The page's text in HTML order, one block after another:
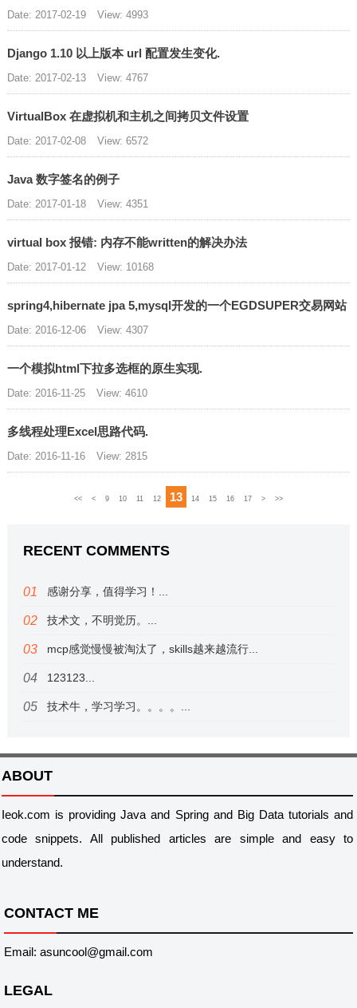
Date: 2017-02-19 View: 4993
Django 1.10 以上版本 url 配置发生变化.
Date: 2017-02-13 View: 4767
VirtualBox 在虚拟机和主机之间拷贝文件设置
Date: 2017-02-08 View: 6572
Java 数字签名的例子
Date: 2017-01-18 View: 4351
virtual box 报错: 内存不能written的解决办法
Date: 2017-01-12 View: 10168
spring4,hibernate jpa 5,mysql开发的一个EGDSUPER交易网站
Date: 2016-12-06 View: 4307
一个模拟html下拉多选框的原生实现.
Date: 2016-11-25 View: 4610
多线程处理Excel思路代码.
Date: 2016-11-16 View: 2815
<< < 9 10 11 12 13 14 15 16 17 > >>
RECENT COMMENTS
感谢分享，值得学习！...
技术文，不明觉历。...
mcp感觉慢慢被淘汰了，skills越来越流行...
123123...
技术牛，学习学习。。。。...
ABOUT
Ieok.com is providing Java and Spring and Big Data tutorials and
code snippets. All published articles are simple and easy to
understand.
CONTACT ME
Email: asuncool@gmail.com
LEGAL